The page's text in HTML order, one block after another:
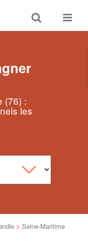
Toggle
search
Toggle
(76) :
les
> Seine-Maritime